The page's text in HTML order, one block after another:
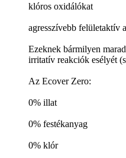
klóros oxidálókat
agresszívebb felületaktív
Ezeknek bármilyen
irritatív reakciók esélyét
Az Ecover Zero:
0% illat
0% festékanyag
0% klór